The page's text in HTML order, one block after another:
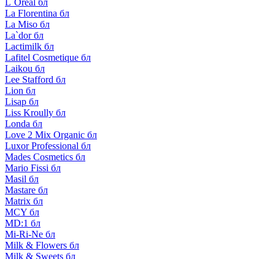
L`Oreal бл
La Florentina бл
La Miso бл
La`dor бл
Lactimilk бл
Lafitel Cosmetique бл
Laikou бл
Lee Stafford бл
Lion бл
Lisap бл
Liss Kroully бл
Londa бл
Love 2 Mix Organic бл
Luxor Professional бл
Mades Cosmetics бл
Mario Fissi бл
Masil бл
Mastare бл
Matrix бл
MCY бл
MD:1 бл
Mi-Ri-Ne бл
Milk & Flowers бл
Milk & Sweets бл